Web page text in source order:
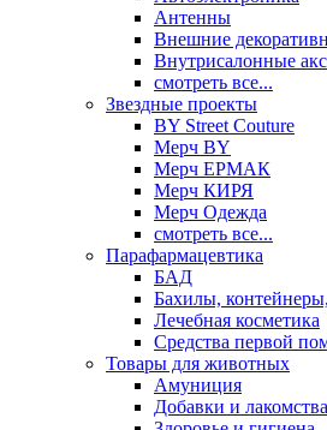
Антенны
Внешние
Внутрисалонные
смотреть все...
Звездные проекты
BY Street Couture
Мерч BY
Мерч ЕРМАК
Мерч КИРЯ
Мерч Одежда
смотреть все...
Парафармацевтика
БАД
Бахилы,
Лечебная косметика
Средства первой
Товары для животных
Амуниция
Добавки и лакомства